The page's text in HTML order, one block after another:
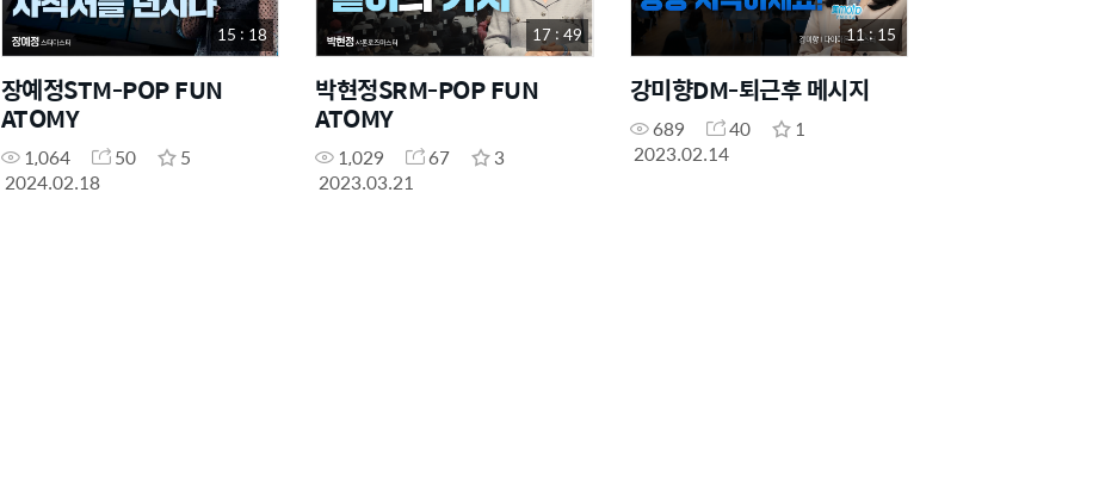
15 : 18
장예정STM-POP FUN
ATOMY
1,064 50
5
2024.02.18
17 : 49
박현정SRM-POP FUN
ATOMY
1,029 67
3
2023.03.21
11 : 15
강미향DM-퇴근후 메시지
689 40
1
2023.02.14